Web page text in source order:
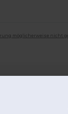
möglicherweise nicht